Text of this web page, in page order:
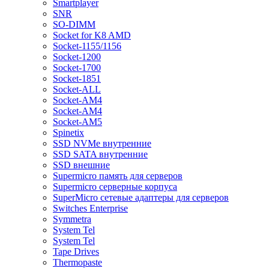
Smartplayer
SNR
SO-DIMM
Socket for K8 AMD
Socket-1155/1156
Socket-1200
Socket-1700
Socket-1851
Socket-ALL
Socket-AM4
Socket-AM4
Socket-AM5
Spinetix
SSD NVMe внутренние
SSD SATA внутренние
SSD внешние
Supermicro память для серверов
Supermicro серверные корпуса
SuperMicro сетевые адаптеры для серверов
Switches Enterprise
Symmetra
System Tel
System Tel
Tape Drives
Thermopaste